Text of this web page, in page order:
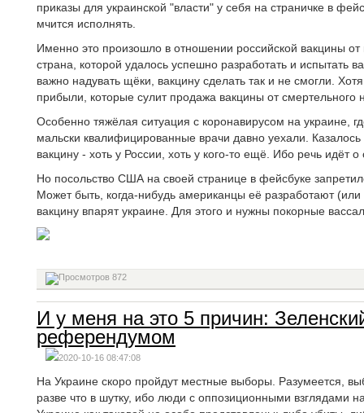
приказы для украинской "власти" у себя на страничке в
мчится исполнять.
Именно это произошло в отношении российской вакцины от
страна, которой удалось успешно разработать и испытать
важно надувать щёки, вакцину сделать так и не смогли.
прибыли, которые сулит продажа вакцины от смертельного
Особенно тяжёлая ситуация с коронавирусом на украине,
мальски квалифицированные врачи давно уехали.
вакцину - хоть у России, хоть у кого-то ещё. Ибо речь идёт
Но посольство США на своей странице в фейсбуке
Может быть, когда-нибудь американцы её разработают (или
вакцину впарят украине. Для этого и нужны покорные
872
И у меня на это 5 причин:
референдумом
2020-10-16 08:47:08
На Украине скоро пройдут местные выборы. Разумеется,
разве что в шутку, ибо люди с оппозиционными взглядами